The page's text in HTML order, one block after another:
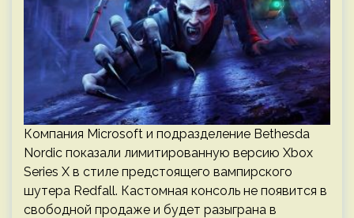
Компания Microsoft и подразделение Bethesda
Nordic показали лимитированную версию Xbox
Series X в стиле предстоящего вампирского
шутера Redfall. Кастомная консоль не появится в
свободной продаже и будет разыграна в